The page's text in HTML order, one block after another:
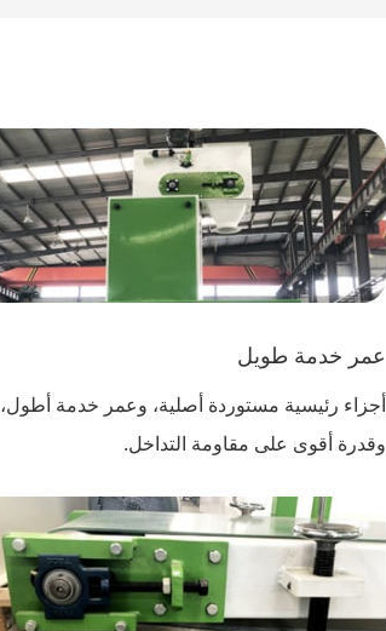
عمر خدمة طويل
أجزاء رئيسية مستوردة أصلية، وعمر خدمة أطول،
وقدرة أقوى على مقاومة التداخل.